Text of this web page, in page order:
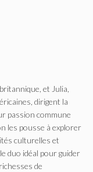
et Julia,
dirigent la
passion commune
les pousse à explorer
culturelles et
duo idéal pour guider
de